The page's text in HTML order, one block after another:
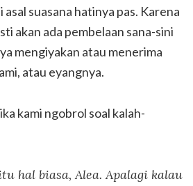
suasana hatinya pas. Karena
akan ada pembelaan sana-sini
mengiyakan atau menerima
atau eyangnya.
kami ngobrol soal kalah-
hal biasa, Alea. Apalagi kalau